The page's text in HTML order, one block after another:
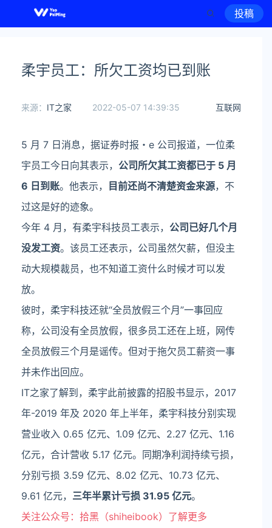
投稿
柔宇员工：所欠工资均已到账
互联网
来源： IT之家 2022-05-07 14:39:35
5 月 7 日消息，据证券时报・e 公司报道，一位柔
宇员工今日向其表示， 公司所欠其工资都已于 5 月
6 日到账。他表示， 目前还尚不清楚资金来源，不
过这是好的迹象。
今年 4 月，有柔宇科技员工表示， 公司已好几个月
没发工资。该员工还表示，公司虽然欠薪，但没主
动大规模裁员，也不知道工资什么时候才可以发
放。
彼时，柔宇科技还就“全员放假三个月”一事回应
称，公司没有全员放假，很多员工还在上班，网传
全员放假三个月是谣传。但对于拖欠员工薪资一事
并未作出回应。
IT之家了解到，柔宇此前披露的招股书显示，2017
年-2019 年及 2020 年上半年，柔宇科技分别实现
营业收入 0.65 亿元、1.09 亿元、2.27 亿元、1.16
亿元，合计营收 5.17 亿元。同期净利润持续亏损，
分别亏损 3.59 亿元、8.02 亿元、10.73 亿元、
9.61 亿元， 三年半累计亏损 31.95 亿元。
关注公众号：拾黑（shiheibook）了解更多